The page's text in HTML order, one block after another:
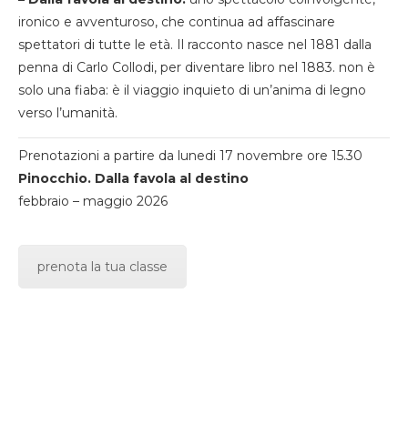
ironico e avventuroso, che continua ad affascinare
spettatori di tutte le età. Il racconto nasce nel 1881 dalla
penna di Carlo Collodi, per diventare libro nel 1883. non è
solo una fiaba: è il viaggio inquieto di un’anima di legno
verso l’umanità.
Prenotazioni a partire da lunedi 17 novembre ore 15.30
Pinocchio. Dalla favola al destino
febbraio – maggio 2026
prenota la tua classe